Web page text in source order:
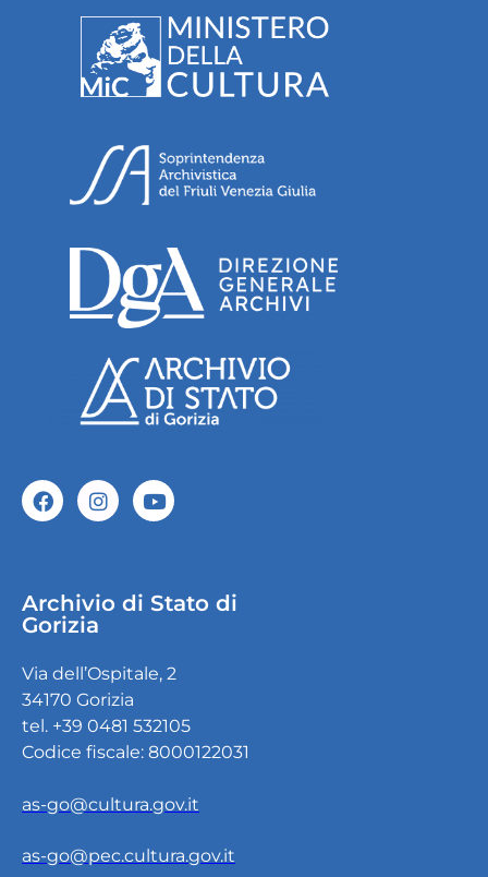
Archivio di Stato di
Gorizia
Via dell’Ospitale, 2
34170 Gorizia
tel. +39 0481 532105
Codice fiscale: 8000122031
as-go@cultura.gov.it
as-go@pec.cultura.gov.it